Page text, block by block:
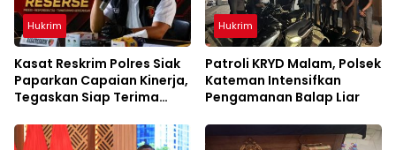
Hukrim
Kasat Reskrim Polres Siak
Paparkan Capaian Kinerja,
Tegaskan Siap Terima
Hukrim
Patroli KRYD Malam, Polsek
Kateman Intensifkan
Pengamanan Balap Liar